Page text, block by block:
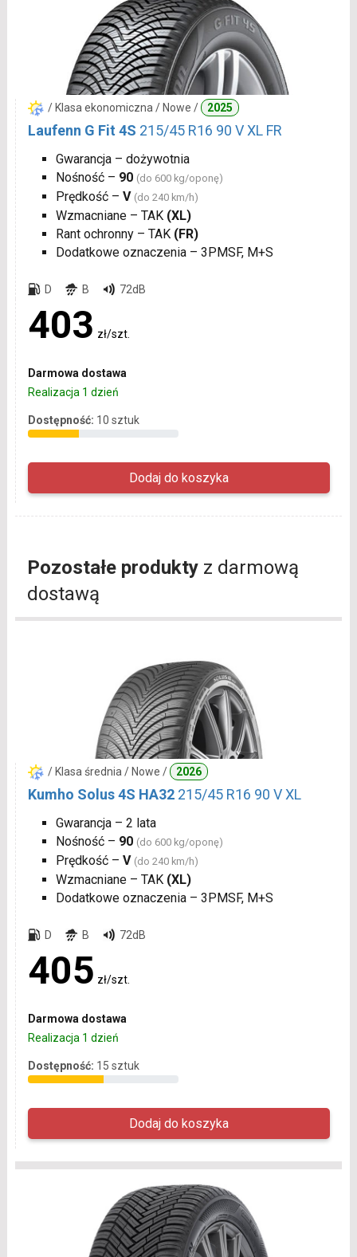
/ Klasa ekonomiczna / Nowe / 2025
Laufenn G Fit 4S 215/45 R16 90 V XL FR
Gwarancja – dożywotnia
Nośność – 90 (do 600 kg/oponę)
Prędkość – V (do 240 km/h)
Wzmacniane – TAK (XL)
Rant ochronny – TAK (FR)
Dodatkowe oznaczenia – 3PMSF, M+S
D B 72dB
403 zł/szt.
Darmowa dostawa
Realizacja 1 dzień
Dostępność: 10 sztuk
Pozostałe produktyz darmową
dostawą
/ Klasa średnia / Nowe / 2026
Kumho Solus 4S HA32 215/45 R16 90 V XL
Gwarancja – 2 lata
Nośność – 90 (do 600 kg/oponę)
Prędkość – V (do 240 km/h)
Wzmacniane – TAK (XL)
Dodatkowe oznaczenia – 3PMSF, M+S
D B 72dB
405 zł/szt.
Darmowa dostawa
Realizacja 1 dzień
Dostępność: 15 sztuk